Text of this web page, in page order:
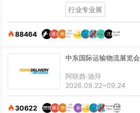
行业专业展
88464
中东国际运输物流展览会
阿联酋·迪拜
2026.09.22~09.24
30622